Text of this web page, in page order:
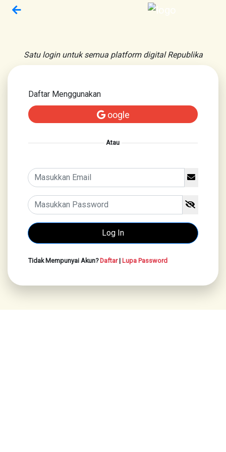
Satu login untuk semua platform digital Republika
Daftar Menggunakan
oogle
Atau
Tidak Mempunyai Akun?Daftar| Lupa Password